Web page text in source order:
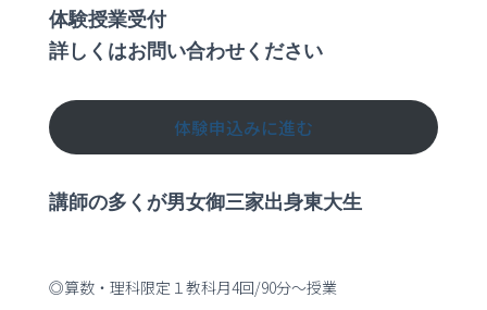
体験授業受付
詳しくはお問い合わせください
体験申込みに進む
講師の多くが男女御三家出身東大生
◎算数・理科限定１教科月4回/90分～授業